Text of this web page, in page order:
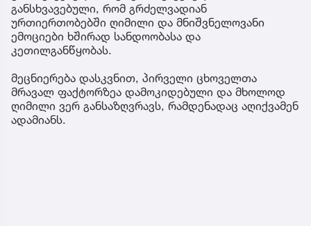
განსხვავებული, რომ გრძელვადიან
ურთიერთობებში ღიმილი და მნიშვნელოვანი
ემოციები ხშირად სანდოობასა და
კეთილგანწყობას.
მეცნიერება დასკვნით, პირველი ცხოველთა
მრავალ ფაქტორზეა დამოკიდებული და მხოლოდ
ღიმილი ვერ განსაზღვრავს, რამდენადაც აღიქვამენ
ადამიანს.